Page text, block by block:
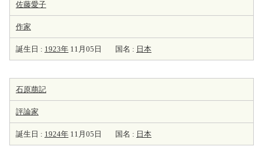
佐藤愛子
作家
誕生日 : 1923年 11月05日 国名 : 日本
石原萠記
評論家
誕生日 : 1924年 11月05日 国名 : 日本